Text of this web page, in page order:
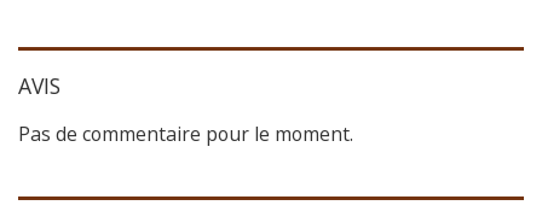
AVIS
Pas de commentaire pour le moment.